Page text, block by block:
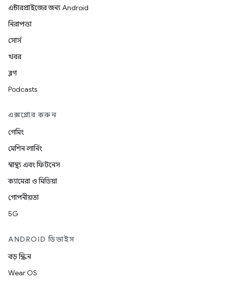
এন্টারপ্রাইজের জন্য Android
নিরাপত্তা
সোর্স
খবর
ব্লগ
Podcasts
এক্সপ্লোর করুন
গেমিং
মেশিন লার্নিং
স্বাস্থ্য এবং ফিটনেস
ক্যামেরা ও মিডিয়া
গোপনীয়তা
5G
ANDROID ডিভাইস
বড় স্ক্রিন
Wear OS